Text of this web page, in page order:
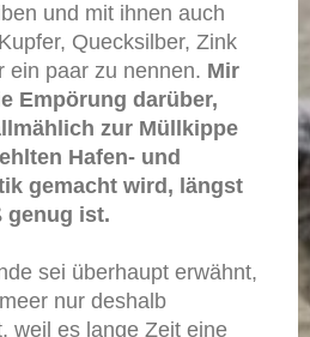
und mit ihnen auch
Quecksilber, Zink
ein paar zu nennen. Mir
Empörung darüber,
zur Müllkippe
Hafen- und
gemacht wird, längst
genug ist.
sei überhaupt erwähnt,
nur deshalb
weil es lange Zeit eine